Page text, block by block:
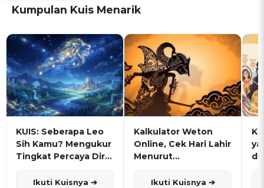
Kumpulan Kuis Menarik
KUIS: Seberapa Leo
Sih Kamu? Mengukur
Tingkat Percaya Diri
Ikuti Kuisnya ➔
Kalkulator Weton
Online, Cek Hari Lahir
Menurut
Ikuti Kuisnya ➔